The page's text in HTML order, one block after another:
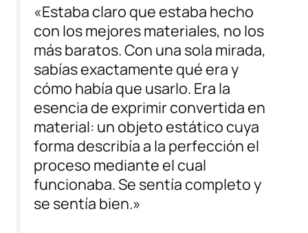
«Estaba claro que estaba hecho
con los mejores materiales, no los
más baratos. Con una sola mirada,
sabías exactamente qué era y
cómo había que usarlo. Era la
esencia de exprimir convertida en
material: un objeto estático cuya
forma describía a la perfección el
proceso mediante el cual
funcionaba. Se sentía completo y
se sentía bien.»